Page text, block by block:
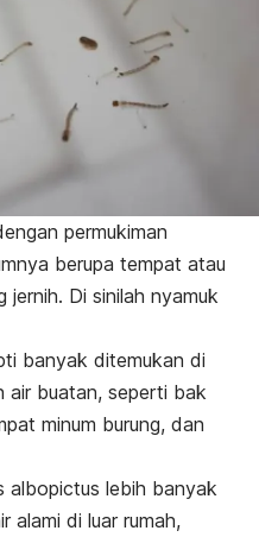
permukiman
berupa tempat atau
jernih. Di sinilah nyamuk
banyak ditemukan di
air buatan, seperti bak
minum burung, dan
albopictus lebih banyak
alami di luar rumah,